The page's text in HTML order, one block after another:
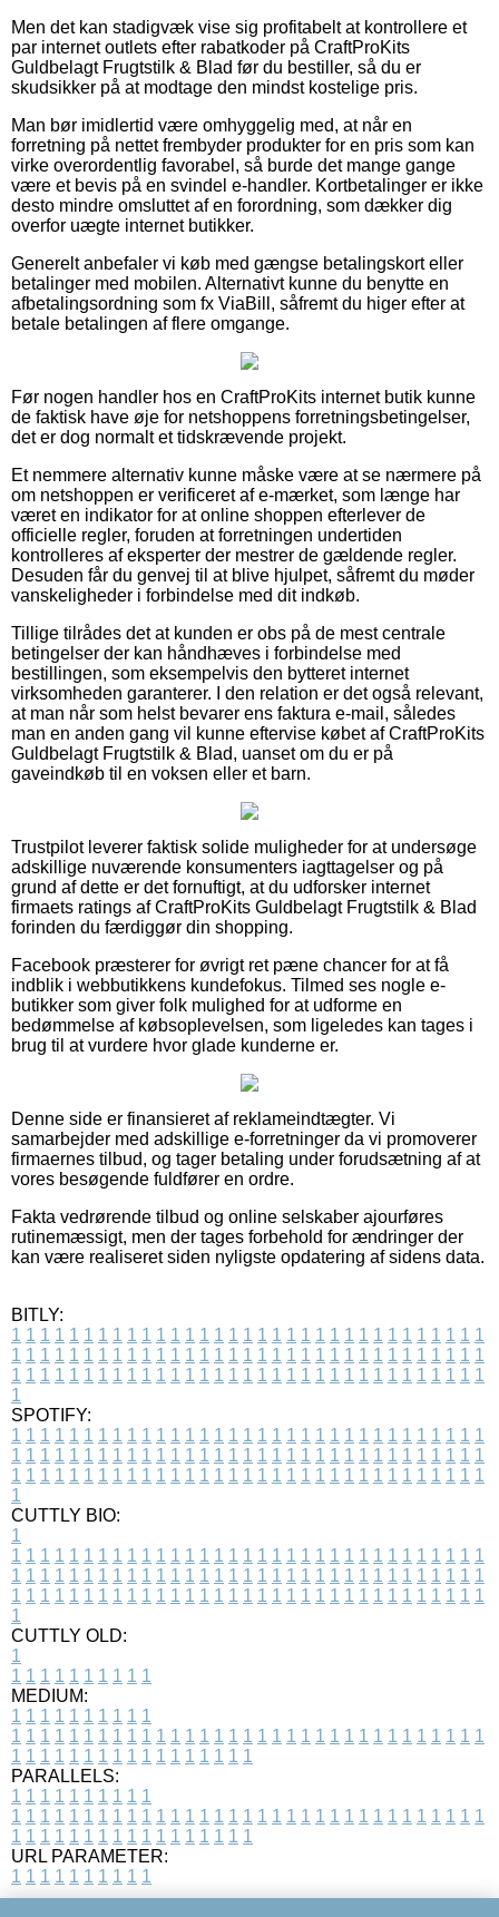
Men det kan stadigvæk vise sig profitabelt at kontrollere et
par internet outlets efter rabatkoder på CraftProKits
Guldbelagt Frugtstilk & Blad før du bestiller, så du er
skudsikker på at modtage den mindst kostelige pris.
Man bør imidlertid være omhyggelig med, at når en
forretning på nettet frembyder produkter for en pris som kan
virke overordentlig favorabel, så burde det mange gange
være et bevis på en svindel e-handler. Kortbetalinger er ikke
desto mindre omsluttet af en forordning, som dækker dig
overfor uægte internet butikker.
Generelt anbefaler vi køb med gængse betalingskort eller
betalinger med mobilen. Alternativt kunne du benytte en
afbetalingsordning som fx ViaBill, såfremt du higer efter at
betale betalingen af flere omgange.
Før nogen handler hos en CraftProKits internet butik kunne
de faktisk have øje for netshoppens forretningsbetingelser,
det er dog normalt et tidskrævende projekt.
Et nemmere alternativ kunne måske være at se nærmere på
om netshoppen er verificeret af e-mærket, som længe har
været en indikator for at online shoppen efterlever de
officielle regler, foruden at forretningen undertiden
kontrolleres af eksperter der mestrer de gældende regler.
Desuden får du genvej til at blive hjulpet, såfremt du møder
vanskeligheder i forbindelse med dit indkøb.
Tillige tilrådes det at kunden er obs på de mest centrale
betingelser der kan håndhæves i forbindelse med
bestillingen, som eksempelvis den bytteret internet
virksomheden garanterer. I den relation er det også relevant,
at man når som helst bevarer ens faktura e-mail, således
man en anden gang vil kunne eftervise købet af CraftProKits
Guldbelagt Frugtstilk & Blad, uanset om du er på
gaveindkøb til en voksen eller et barn.
Trustpilot leverer faktisk solide muligheder for at undersøge
adskillige nuværende konsumenters iagttagelser og på
grund af dette er det fornuftigt, at du udforsker internet
firmaets ratings af CraftProKits Guldbelagt Frugtstilk & Blad
forinden du færdiggør din shopping.
Facebook præsterer for øvrigt ret pæne chancer for at få
indblik i webbutikkens kundefokus. Tilmed ses nogle e-
butikker som giver folk mulighed for at udforme en
bedømmelse af købsoplevelsen, som ligeledes kan tages i
brug til at vurdere hvor glade kunderne er.
Denne side er finansieret af reklameindtægter. Vi
samarbejder med adskillige e-forretninger da vi promoverer
firmaernes tilbud, og tager betaling under forudsætning af at
vores besøgende fuldfører en ordre.
Fakta vedrørende tilbud og online selskaber ajourføres
rutinemæssigt, men der tages forbehold for ændringer der
kan være realiseret siden nyligste opdatering af sidens data.
BITLY:
1 1 1 1 1 1 1 1 1 1 1 1 1 1 1 1 1 1 1 1 1 1 1 1 1 1 1 1 1 1 1 1 1
1 1 1 1 1 1 1 1 1 1 1 1 1 1 1 1 1 1 1 1 1 1 1 1 1 1 1 1 1 1 1 1 1
1 1 1 1 1 1 1 1 1 1 1 1 1 1 1 1 1 1 1 1 1 1 1 1 1 1 1 1 1 1 1 1 1
1
SPOTIFY:
1 1 1 1 1 1 1 1 1 1 1 1 1 1 1 1 1 1 1 1 1 1 1 1 1 1 1 1 1 1 1 1 1
1 1 1 1 1 1 1 1 1 1 1 1 1 1 1 1 1 1 1 1 1 1 1 1 1 1 1 1 1 1 1 1 1
1 1 1 1 1 1 1 1 1 1 1 1 1 1 1 1 1 1 1 1 1 1 1 1 1 1 1 1 1 1 1 1 1
1
CUTTLY BIO:
1
1 1 1 1 1 1 1 1 1 1 1 1 1 1 1 1 1 1 1 1 1 1 1 1 1 1 1 1 1 1 1 1 1
1 1 1 1 1 1 1 1 1 1 1 1 1 1 1 1 1 1 1 1 1 1 1 1 1 1 1 1 1 1 1 1 1
1 1 1 1 1 1 1 1 1 1 1 1 1 1 1 1 1 1 1 1 1 1 1 1 1 1 1 1 1 1 1 1 1
1
CUTTLY OLD:
1
1 1 1 1 1 1 1 1 1 1
MEDIUM:
1 1 1 1 1 1 1 1 1 1
1 1 1 1 1 1 1 1 1 1 1 1 1 1 1 1 1 1 1 1 1 1 1 1 1 1 1 1 1 1 1 1 1
1 1 1 1 1 1 1 1 1 1 1 1 1 1 1 1 1
PARALLELS:
1 1 1 1 1 1 1 1 1 1
1 1 1 1 1 1 1 1 1 1 1 1 1 1 1 1 1 1 1 1 1 1 1 1 1 1 1 1 1 1 1 1 1
1 1 1 1 1 1 1 1 1 1 1 1 1 1 1 1 1
URL PARAMETER:
1 1 1 1 1 1 1 1 1 1